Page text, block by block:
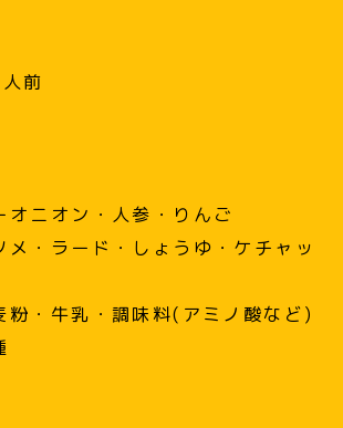
前
オニオン・人参・りんご
メ・ラード・しょうゆ・ケチャッ
粉・牛乳・調味料(アミノ酸など)